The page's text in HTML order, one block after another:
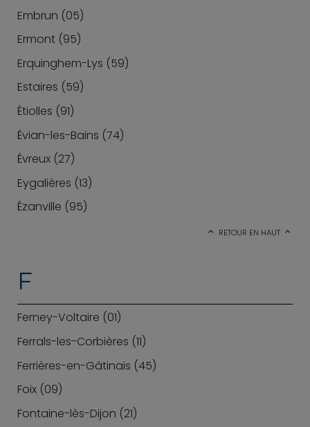
Embrun (05)
Ermont (95)
Erquinghem-Lys (59)
Estaires (59)
Étiolles (91)
Évian-les-Bains (74)
Évreux (27)
Eygalières (13)
Ézanville (95)
RETOUR EN HAUT
F
Ferney-Voltaire (01)
Ferrals-les-Corbières (11)
Ferrières-en-Gâtinais (45)
Foix (09)
Fontaine-lès-Dijon (21)